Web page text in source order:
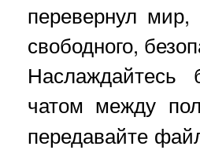
перевернул
свободного,
Наслаждайтесь
чатом между
передавайте